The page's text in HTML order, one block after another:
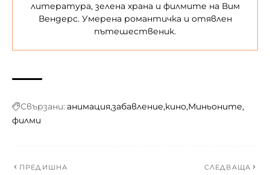
литература, зелена храна и филмите на Вим
Вендерс. Умерена романтичка и отявлен
пътешественик.
Свързани: анимация забавление кино Миньоните
филми
ПРЕДИШНА СЛЕДВАЩА